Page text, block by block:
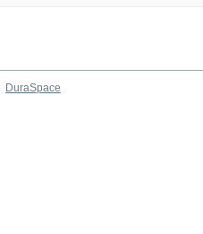
DuraSpace